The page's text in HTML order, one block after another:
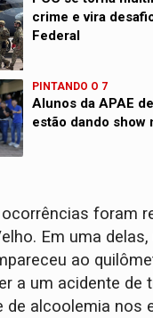
crime e vira
Federal
PINTANDO O 7
Alunos da APAE
estão dando show
foram
Em uma delas,
ao
a um acidente de
de alcoolemia nos